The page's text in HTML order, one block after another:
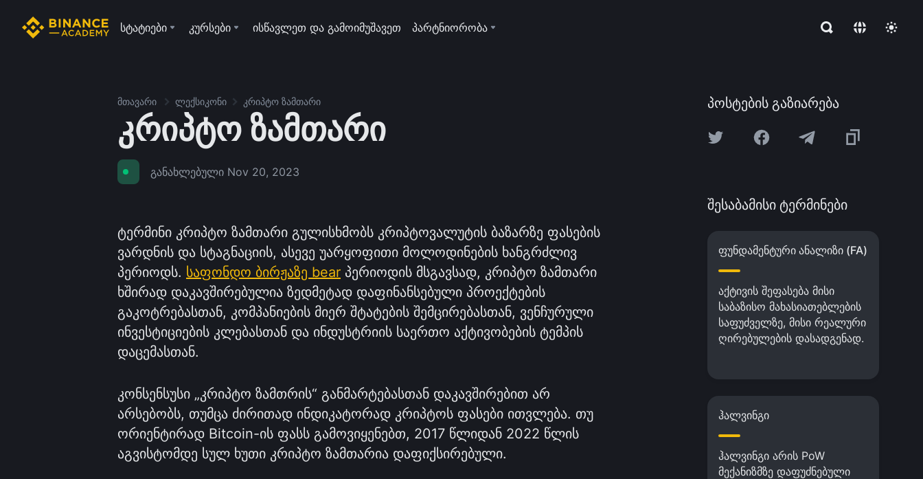
სტატიები კურსები ისწავლეთ და გამოიმუშავეთ პარტნიორობა
მთავარი ლექსიკონი კრიპტო ზამთარი
კრიპტო ზამთარი
განახლებული Nov 20, 2023
ტერმინი კრიპტო ზამთარი გულისხმობს კრიპტოვალუტის ბაზარზე ფასების
ვარდნის და სტაგნაციის, ასევე უარყოფითი მოლოდინების ხანგრძლივ
პერიოდს. საფონდო ბირჟაზე bear პერიოდის მსგავსად, კრიპტო ზამთარი
ხშირად დაკავშირებულია ზედმეტად დაფინანსებული პროექტების
გაკოტრებასთან, კომპანიების მიერ შტატების შემცირებასთან, ვენჩურული
ინვესტიციების კლებასთან და ინდუსტრიის საერთო აქტივობების ტემპის
დაცემასთან.
კონსენსუსი „კრიპტო ზამთრის“ განმარტებასთან დაკავშირებით არ
არსებობს, თუმცა ძირითად ინდიკატორად კრიპტოს ფასები ითვლება. თუ
ორიენტირად Bitcoin-ის ფასს გამოვიყენებთ, 2017 წლიდან 2022 წლის
აგვისტომდე სულ ხუთი კრიპტო ზამთარია დაფიქსირებული.
პოსტების გაზიარება
შესაბამისი ტერმინები
ფუნდამენტური ანალიზი (FA)
აქტივის შეფასება მისი
საბაზისო მახასიათებლების
საფუძველზე, მისი რეალური
ღირებულების დასადგენად.
ჰალვინგი
ჰალვინგი არის PoW
მექანიზმზე დაფუძნებული